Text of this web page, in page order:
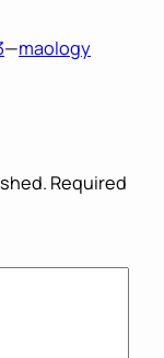
—maology
Required